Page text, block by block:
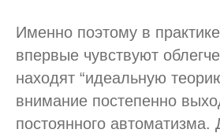
Именно поэтому в
впервые чувствуют
находят “идеальную
внимание постепенно
постоянного автоматизма.